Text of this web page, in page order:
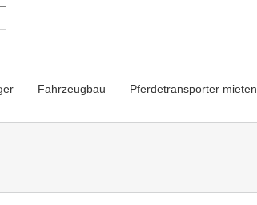
Fahrzeugbau Pferdetransporter mieten